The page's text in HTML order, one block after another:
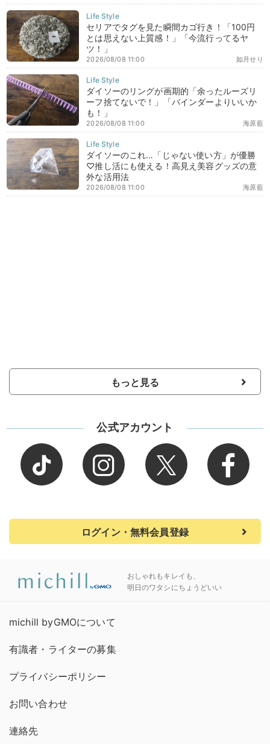
セリアでタグを見た瞬間カゴ行き！「100円
とは思えない上質感！」「今流行ってるヤ
ツ！」
如月せり
2026/08/08 11:00
ダイソーのリングが画期的「余ったルーズリ
ーフ捨てないで！」「バインダーよりいいか
も！」
海原藍
2026/08/08 11:00
ダイソーのこれ…「じゃない使い方」が優勝
♡推し活にも使える！高見え美容グッズの意
外な活用法
海原藍
2026/08/08 11:00
もっと見る
公式アカウント
ログイン・無料会員登録
おしゃれもキレイも、
明日のワタシにちょうどいい
michill byGMOについて
有識者・ライターの募集
プライバシーポリシー
お問い合わせ
連絡先